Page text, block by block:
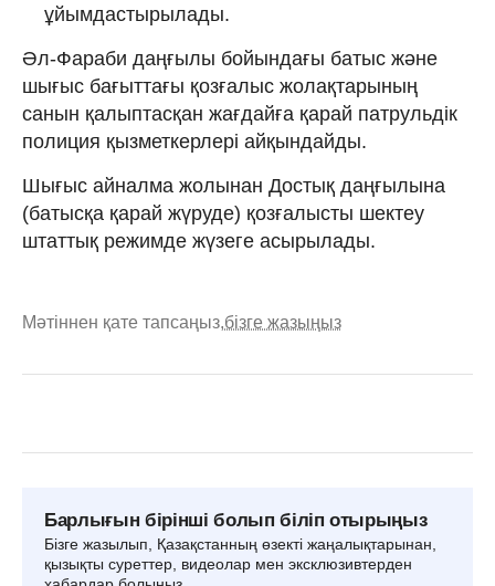
ұйымдастырылады.
Әл-Фараби даңғылы бойындағы батыс және
шығыс бағыттағы қозғалыс жолақтарының
санын қалыптасқан жағдайға қарай патрульдік
полиция қызметкерлері айқындайды.
Шығыс айналма жолынан Достық даңғылына
(батысқа қарай жүруде) қозғалысты шектеу
штаттық режимде жүзеге асырылады.
Мәтіннен қате тапсаңыз,бізге жазыңыз
Барлығын бірінші болып біліп отырыңыз
Бізге жазылып, Қазақстанның өзекті жаңалықтарынан,
қызықты суреттер, видеолар мен эксклюзивтерден